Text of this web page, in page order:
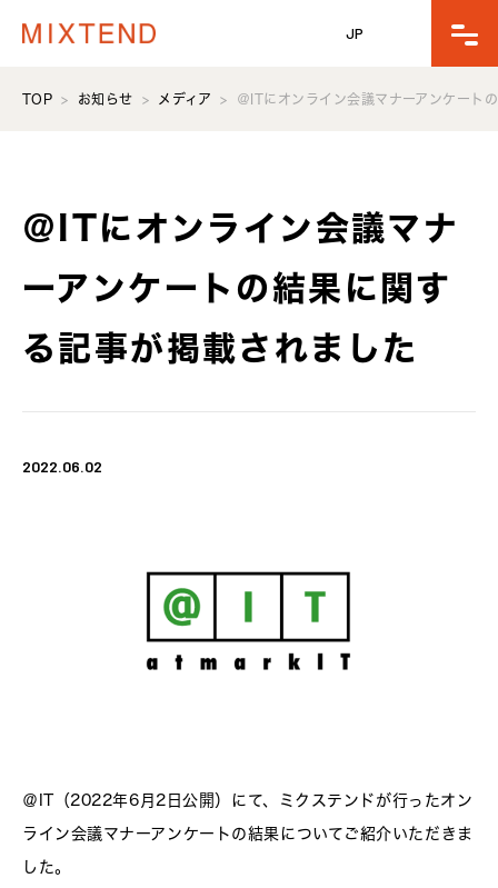
JP
TOP お知らせ メディア ＠ITにオンライン会議マナーアンケート
＠ITにオンライン会議マナ
ーアンケートの結果に関す
る記事が掲載されました
2022.06.02
＠IT（2022年6月2日公開）にて、ミクステンドが行ったオン
ライン会議マナーアンケートの結果についてご紹介いただきま
した。